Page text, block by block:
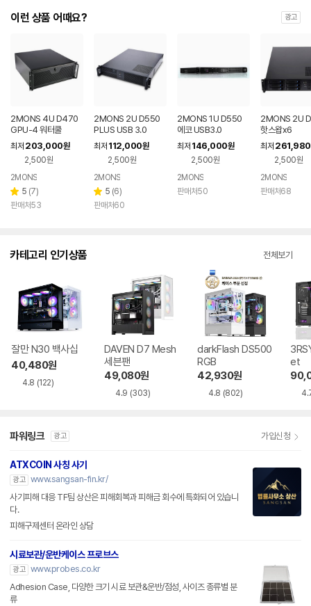
이런 상품 어때요? 광고
2MONS 4U D470
GPU-4 워터쿨
최저 203,000원
2,500원
2MONS
별
점
5 리
뷰
(7)
판매처53
2MONS 2U D550
PLUS USB 3.0
최저 112,000원
2,500원
2MONS
별
점
5 리
뷰
(6)
판매처60
2MONS 1U D550
에코 USB3.0
최저 146,000원
2,500원
2MONS
판매처50
2MONS 2U
핫스왑x6
최저 261,980
2,500원
2MONS
판매처68
카테고리 인기상품 전체보기
잘만 N30 백사십
40,480원
4.8 (122)
DAVEN D7 Mesh
세븐팬
49,080원
4.9 (303)
darkFlash DS500
RGB
42,930원
4.8 (802)
et
파워링크 광고 가입신청
ATXCOIN 사칭 사기
광고 www.sangsan-fin.kr/
사기피해 대응 TF팀 상산은 피해회복과 피해금 회수에 특화되어 있습니
다.
피해구제센터 온라인 상담
시료보관/운반케이스 프로브스
광고 www.probes.co.kr
Adhesion Case, 다양한 크기 시료 보관&운반/점성, 사이즈 종류별 분
류